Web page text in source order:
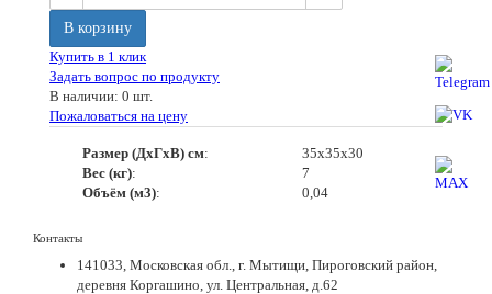
В корзину
Купить в 1 клик
Задать вопрос по продукту
В наличии: 0 шт.
Пожаловаться на цену
Размер (ДхГхВ) см:
35х35х30
Вес (кг):
7
Объём (м3): 0,04
Контакты
141033, Московская обл., г. Мытищи, Пироговский район,
деревня Коргашино, ул. Центральная, д.62